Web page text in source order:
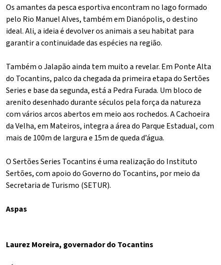
Os amantes da pesca esportiva encontram no lago formado
pelo Rio Manuel Alves, também em Dianópolis, o destino
ideal. Ali, a ideia é devolver os animais a seu habitat para
garantir a continuidade das espécies na região.
Também o Jalapão ainda tem muito a revelar. Em Ponte Alta
do Tocantins, palco da chegada da primeira etapa do Sertões
Series e base da segunda, está a Pedra Furada. Um bloco de
arenito desenhado durante séculos pela força da natureza
com vários arcos abertos em meio aos rochedos. A Cachoeira
da Velha, em Mateiros, integra a área do Parque Estadual, com
mais de 100m de largura e 15m de queda d’água.
O Sertões Series Tocantins é uma realização do Instituto
Sertões, com apoio do Governo do Tocantins, por meio da
Secretaria de Turismo (SETUR).
Aspas
Laurez Moreira, governador do Tocantins